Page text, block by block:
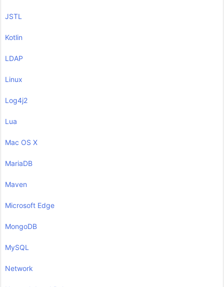
JSTL
Kotlin
LDAP
Linux
Log4j2
Lua
Mac OS X
MariaDB
Maven
Microsoft Edge
MongoDB
MySQL
Network